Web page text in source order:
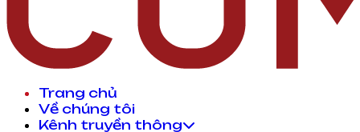
Trang chủ
Về chúng tôi
Kênh truyền thông